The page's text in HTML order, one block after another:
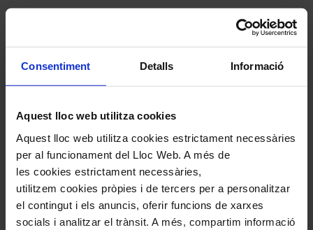
Consentiment Detalls Informació
Aquest lloc web utilitza cookies
Aquest lloc web utilitza cookies estrictament necessàries
per al funcionament del Lloc Web. A més de
les cookies estrictament necessàries,
utilitzem cookies pròpies i de tercers per a personalitzar
el contingut i els anuncis, oferir funcions de xarxes
socials i analitzar el trànsit. A més, compartim informació
Fitxa artística
Dong-Hyek Lim,piano
Programa